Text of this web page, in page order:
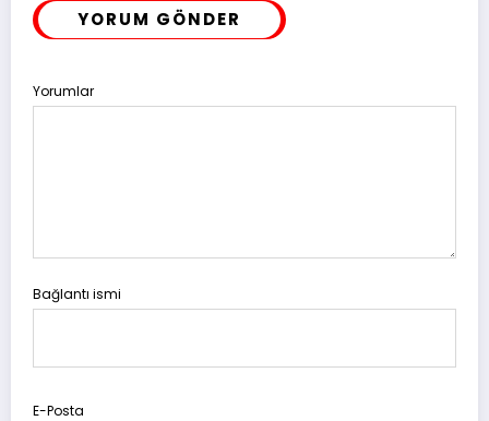
YORUM GÖNDER
Yorumlar
Bağlantı ismi
E-Posta